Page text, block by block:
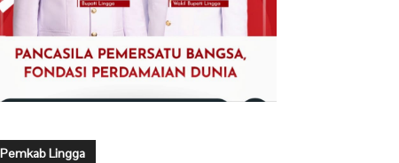
Pemkab Lingga